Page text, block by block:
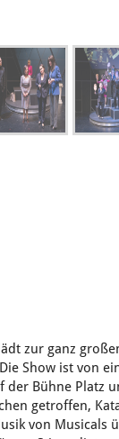
zur ganz
Show ist von
Bühne Platz
getroffen,
von Musicals